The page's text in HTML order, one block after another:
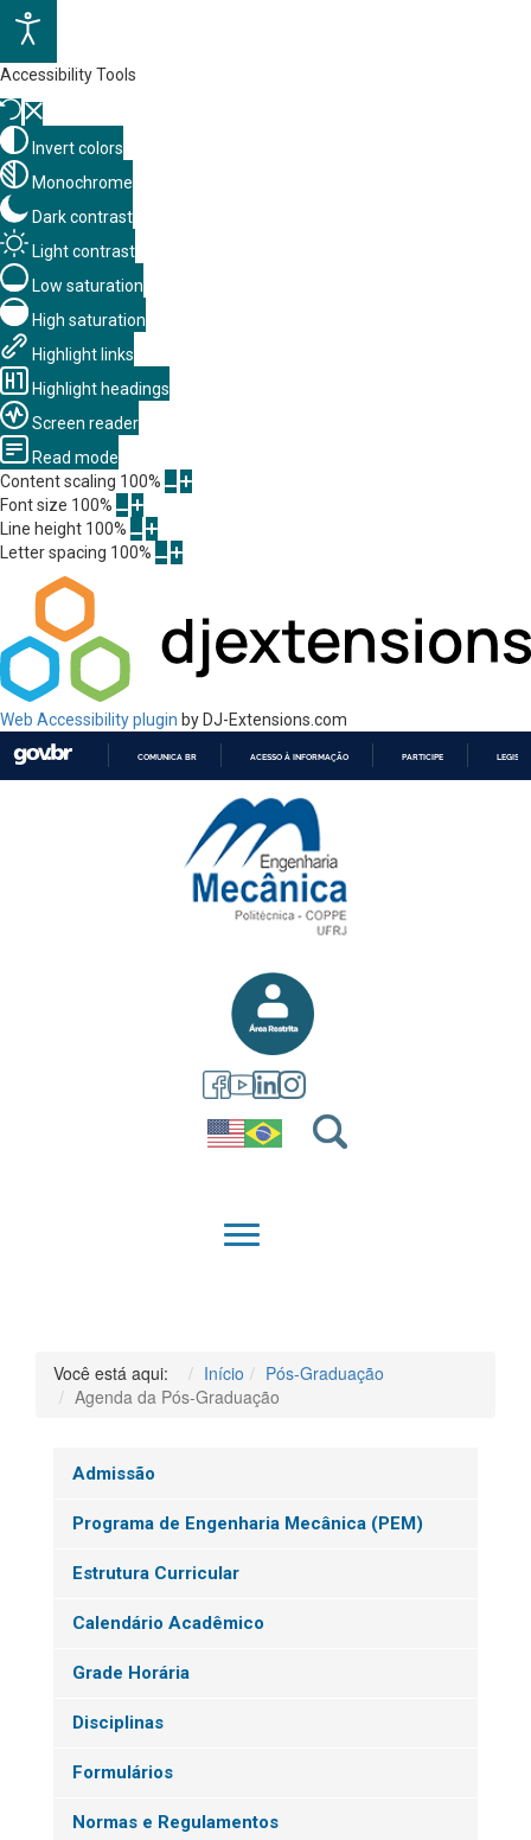
Accessibility Tools
Invert colors
Monochrome
Dark contrast
Light contrast
Low saturation
High saturation
Highlight links
Highlight headings
Screen reader
Read mode
Content scaling 100%
Font size 100%
Line height 100%
Letter spacing 100%
Web Accessibility plugin by DJ-Extensions.com
PARA
CONTEÚDO
COMUNICA BR ACESSO À INFORMAÇÃO PARTICIPE
QUEM SOMOS
Você está aqui: Início
Pós-Graduação
Agenda da Pós-Graduação
Admissão
Programa de Engenharia Mecânica (PEM)
Estrutura Curricular
Calendário Acadêmico
Grade Horária
Disciplinas
Formulários
Normas e Regulamentos